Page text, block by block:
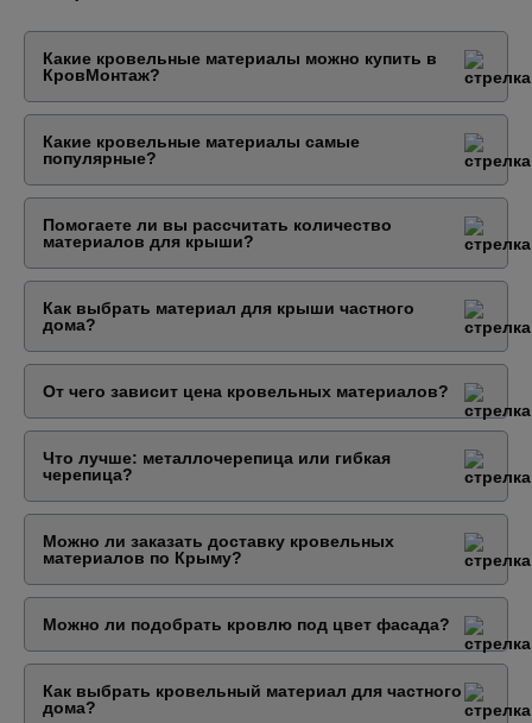
Какие кровельные материалы можно купить в
КровМонтаж?
Какие кровельные материалы самые
популярные?
Помогаете ли вы рассчитать количество
материалов для крыши?
Как выбрать материал для крыши частного
дома?
От чего зависит цена кровельных материалов?
Что лучше: металлочерепица или гибкая
черепица?
Можно ли заказать доставку кровельных
материалов по Крыму?
Можно ли подобрать кровлю под цвет фасада?
Как выбрать кровельный материал для частного
дома?